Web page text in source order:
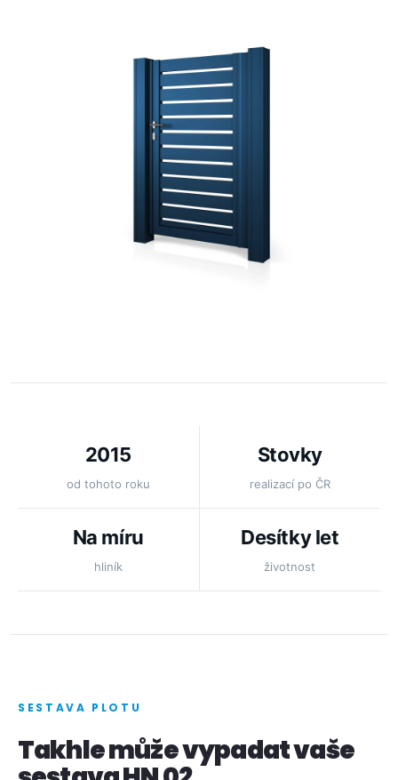
2015
od tohoto roku
Stovky
realizací po ČR
Na míru
hliník
Desítky let
životnost
SESTAVA PLOTU
Takhle může vypadat vaše